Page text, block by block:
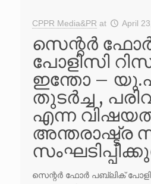
CPPR Media&PR at April
സെന്റർ
പോളിസി
ഇന്തോ –
തുടർച്ച ,
എന്ന
അന്തരാഷ്ട്ര
സെന്റർ ഫോർ പബ്ലിക്